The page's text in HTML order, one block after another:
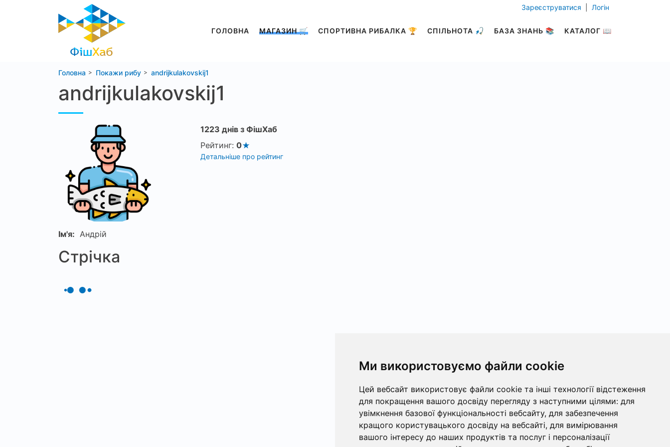
Ми використовуємо файли cookie
Цей вебсайт використовує файли cookie та інші технології відстеження
для покращення вашого досвіду перегляду з наступними цілями: для
увімкнення базової функціональності вебсайту, для забезпечення
кращого користувацького досвіду на вебсайті, для вимірювання
вашого інтересу до наших продуктів та послуг і персоналізації
ГОЛОВНА МАГАЗИН 🛒 СПОРТИВНА РИБАЛКА 🏆 СПІЛЬНОТА 🎣 БАЗА ЗНАНЬ 📚 КАТАЛОГ 📖
Зареєструватися Логін
Головна Покажи рибу andrijkulakovskij1
andrijkulakovskij1
1223 днів з ФішХаб
Рейтинг: 0
Детальніше про рейтинг
Ім'я: Андрій
Стрічка